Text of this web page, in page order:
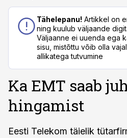
Tähelepanu! Artikkel on
ning kuulub väljaande
Väljaanne ei uuenda ega
sisu, mistõttu võib olla
allikatega tutvumine
Ka EMT saab
hingamist
Eesti Telekom täielik